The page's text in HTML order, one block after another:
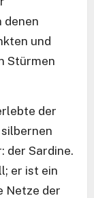
denen
und
Stürmen
der
der Sardine.
er ist ein
Netze der